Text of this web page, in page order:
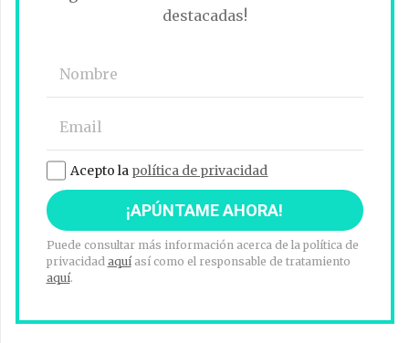
destacadas!
Acepto la política de privacidad
Puede consultar más información acerca de la política de
privacidad aquíasí como el responsable de tratamiento
aquí.